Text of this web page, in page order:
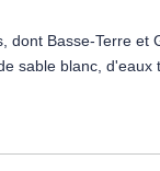
Basse-Terre
sable blanc, d'eaux